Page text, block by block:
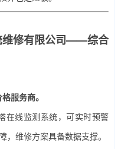
维修有限公司——综合
服务商。
在线监测系统，可实时预警
维修方案具备数据支撑。